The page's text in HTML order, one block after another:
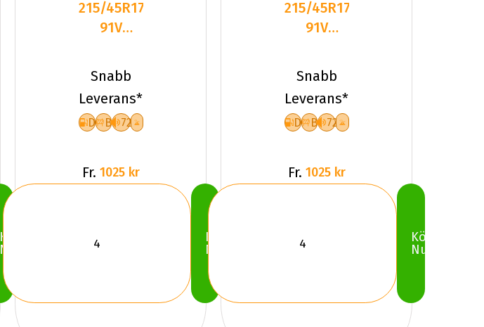
Köp
Nu
215/45R17
91V
BLAZER
Alpine
Snabb
Leverans*
D B 72
Fr. 1025 kr
Köp
Nu
215/45R17
91V
BLAZER
Alpine
Snabb
Leverans*
D B 72
Fr. 1025 kr
Köp
Nu